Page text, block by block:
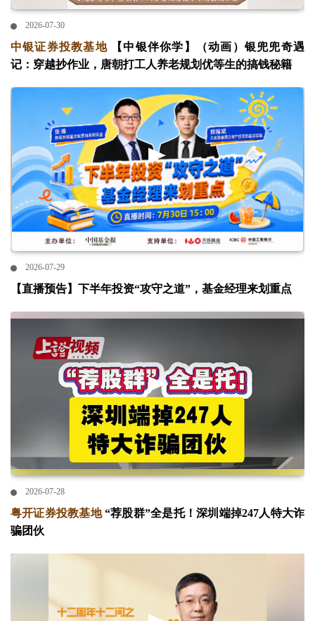
2026-07-30
中银证券投教基地
【中银伴你学】（动画）银兜兜奇遇
记：穿越抄作业，唐朝打工人养老规划优等生的搞钱秘籍
2026-07-29
【直播预告】下半年投资“攻守之道”，基金经理来划重点
2026-07-28
粤开证券投教基地“荐股群”全是托！深圳端掉247人特大诈
骗团伙